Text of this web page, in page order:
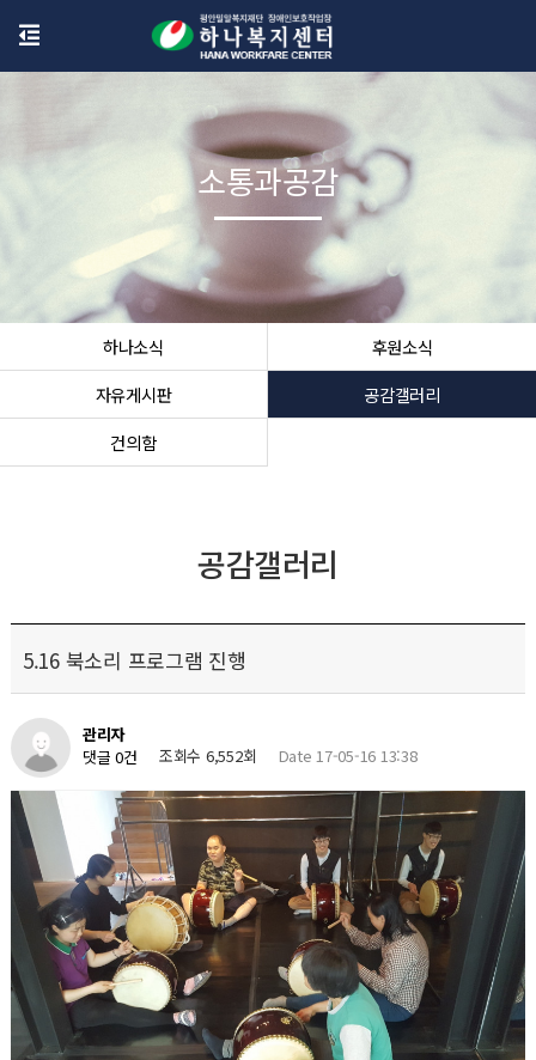
하나소식
후원소식
자유게시판
공감갤러리
건의함
소통과공감
공감갤러리
5.16 북소리 프로그램 진행
관리자
댓글 0건
조회수 6,552회 Date 17-05-16 13:38